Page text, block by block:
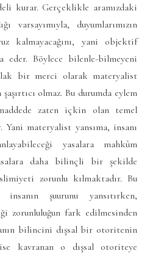
kurar. Gerçeklikle aramızdaki
varsayımıyla, duyumlarımızın
kalmayacağını, yani objektif
eder. Böylece bilenle-bilmeyeni
bir merci olarak materyalist
şaşırtıcı olmaz. Bu durumda eylem
zaten içkin olan temel
materyalist yansıma, insanı
yasalara mahkûm
daha bilinçli bir şekilde
zorunlu kılmaktadır. Bu
şuurunu yansıtırken,
zorunluluğun fark edilmesinden
bilincini dışsal bir otoritenin
ise kavranan o dışsal otoriteye